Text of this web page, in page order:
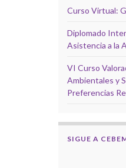
Curso Virtual:
Diplomado
Asistencia a la
VI Curso
Ambientales y
Preferencias
SIGUE A